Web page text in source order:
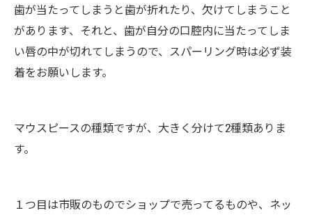
歯が当たってしまうと歯が折れたり、欠けてしまうこと
があります、それと、歯が自分の口腔内に当たってしま
い唇の中が切れてしまうので、スパーリング時は必ず装
着をお願いします。
マウスピースの種類ですが、大きく分けて2種類ありま
す。
１つ目は市販のものでショップで売ってるものや、ネッ